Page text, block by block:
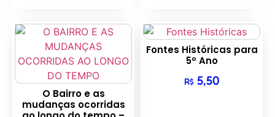
O Bairro e as
mudanças ocorridas
Fontes Históricas para
5º Ano
R$5,50